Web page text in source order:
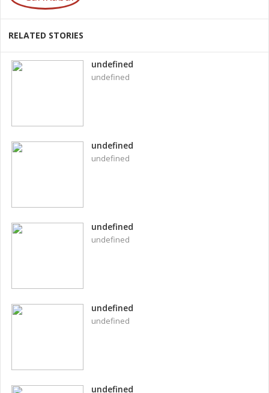
RELATED STORIES
undefined
undefined
undefined
undefined
undefined
undefined
undefined
undefined
undefined